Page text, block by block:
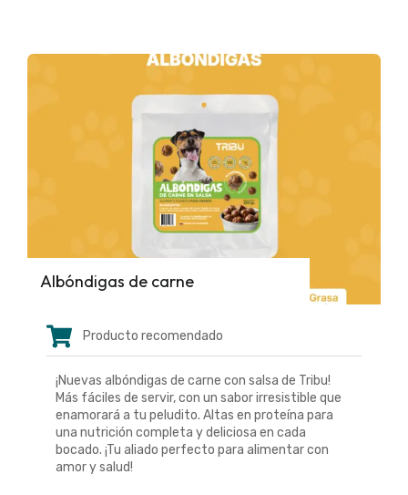
Albóndigas de carne
Producto recomendado
¡Nuevas albóndigas de carne con salsa de Tribu!
Más fáciles de servir, con un sabor irresistible que
enamorará a tu peludito. Altas en proteína para
una nutrición completa y deliciosa en cada
bocado. ¡Tu aliado perfecto para alimentar con
amor y salud!